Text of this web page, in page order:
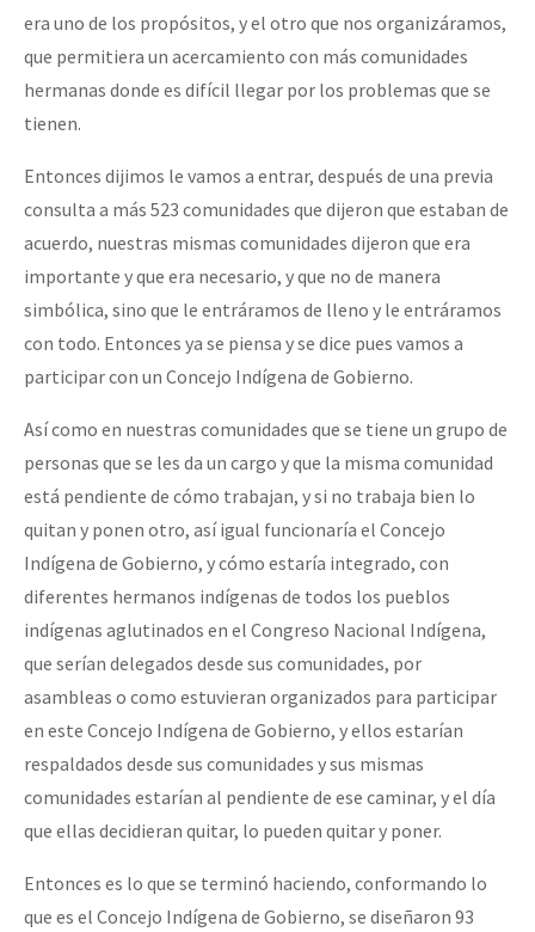
era uno de los propósitos, y el otro que nos organizáramos,
que permitiera un acercamiento con más comunidades
hermanas donde es difícil llegar por los problemas que se
tienen.
Entonces dijimos le vamos a entrar, después de una previa
consulta a más 523 comunidades que dijeron que estaban de
acuerdo, nuestras mismas comunidades dijeron que era
importante y que era necesario, y que no de manera
simbólica, sino que le entráramos de lleno y le entráramos
con todo. Entonces ya se piensa y se dice pues vamos a
participar con un Concejo Indígena de Gobierno.
Así como en nuestras comunidades que se tiene un grupo de
personas que se les da un cargo y que la misma comunidad
está pendiente de cómo trabajan, y si no trabaja bien lo
quitan y ponen otro, así igual funcionaría el Concejo
Indígena de Gobierno, y cómo estaría integrado, con
diferentes hermanos indígenas de todos los pueblos
indígenas aglutinados en el Congreso Nacional Indígena,
que serían delegados desde sus comunidades, por
asambleas o como estuvieran organizados para participar
en este Concejo Indígena de Gobierno, y ellos estarían
respaldados desde sus comunidades y sus mismas
comunidades estarían al pendiente de ese caminar, y el día
que ellas decidieran quitar, lo pueden quitar y poner.
Entonces es lo que se terminó haciendo, conformando lo
que es el Concejo Indígena de Gobierno, se diseñaron 93